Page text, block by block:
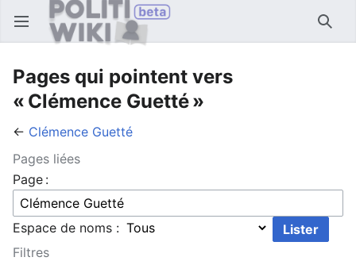
Ouvrir le menu principal
Pages qui pointent vers
« Clémence Guetté »
← Clémence Guetté
Pages liées
Page :
Espace de noms :
Filtres